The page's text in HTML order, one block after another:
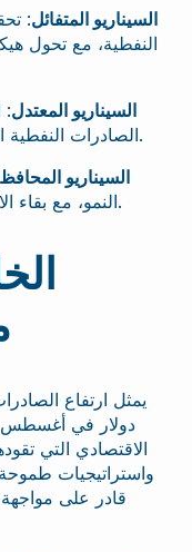
السيناريو المتفائل:
النفطية، مع تحول
السيناريو المعتدل:
الصادرات النفطية المهيمنة ولكن مع تراجع تدريجي لنسبتها.
السيناريو المحافظ
النمو، مع بقاء الاعتماد الرئيسي على النفط لوقت أطول.
الاقتصادي التي
واستراتيجيات
قادر على مواجهة